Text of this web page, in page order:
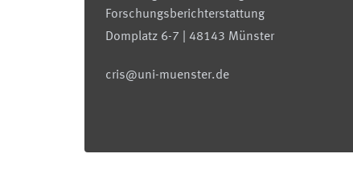
Forschungsberichterstattung
Domplatz 6-7 | 48143 Münster
cris@uni-muenster.de